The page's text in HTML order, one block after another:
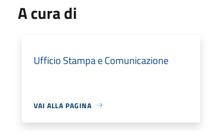
A cura di
Ufficio Stampa e Comunicazione
VAI ALLA PAGINA